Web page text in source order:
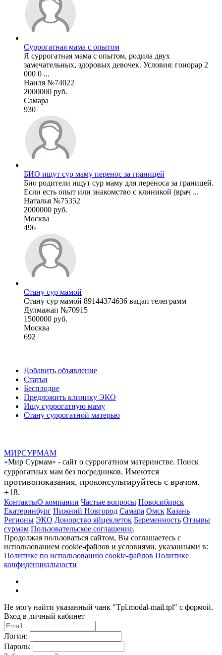
Суррогатная мама с опытом
Я суррогатная мама с опытом, родила двух
замечательных, здоровых девочек. Условия: гонорар 2
000 0 ...
Наиля №74022
2000000 руб.
Самара
930
БИО ищут сур маму перенос за границей
Био родители ищут сур маму для переноса за границей.
Если есть опыт или знакомство с клиникой (врач ...
Наталья №75352
2000000 руб.
Москва
496
Стану сур мамой
Стану сур мамой 89144374636 вацап телеграмм
Дулмажап №70915
1500000 руб.
Москва
692
Добавить объявление
Статьи
Бесплодие
Предложить клинику ЭКО
Ищу суррогатную маму
Стану суррогатной матерью
МИРСУРМАМ
«Мир Сурмам» - сайт о суррогатном материнстве. Поиск
суррогатных мам без посредников. Имеются
противопоказания, проконсультируйтесь с врачом.
+18.
КонтактыО компании Частые вопросы Новосибирск
Екатеринбург Нижний Новгород Самара Омск Казань
Регионы ЭКО Донорство яйцеклеток Беременность Отзывы
сурмам Пользовательское соглашение.
Продолжая пользоваться сайтом, Вы соглашаетесь с
использованием cookie-файлов и условиями, указанными в:
Политике по использованию cookie-файлов Политике
конфиденциальности
Не могу найти указанный чанк "Tpl.modal-mail.tpl" с формой.
Вход в личный кабинет
Логин:
Пароль: